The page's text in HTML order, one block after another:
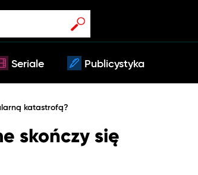
Seriale Publicystyka
katastrofą?
skończy się